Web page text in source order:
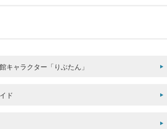
キャラクター「りぶたん」
ド